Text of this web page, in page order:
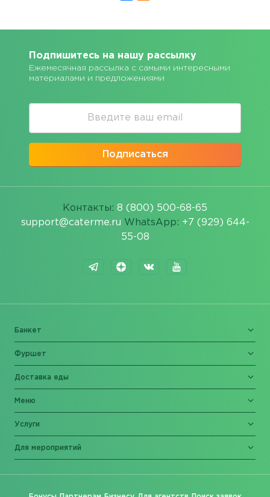
Подпишитесь на нашу рассылку
Ежемесячная рассылка с самыми интересными
материалами и предложениями
Подписаться
Контакты: 8 (800) 500-68-65
support@caterme.ru WhatsApp: +7 (929) 644-
55-08
Банкет
Фуршет
Доставка еды
Меню
Услуги
Для мероприятий